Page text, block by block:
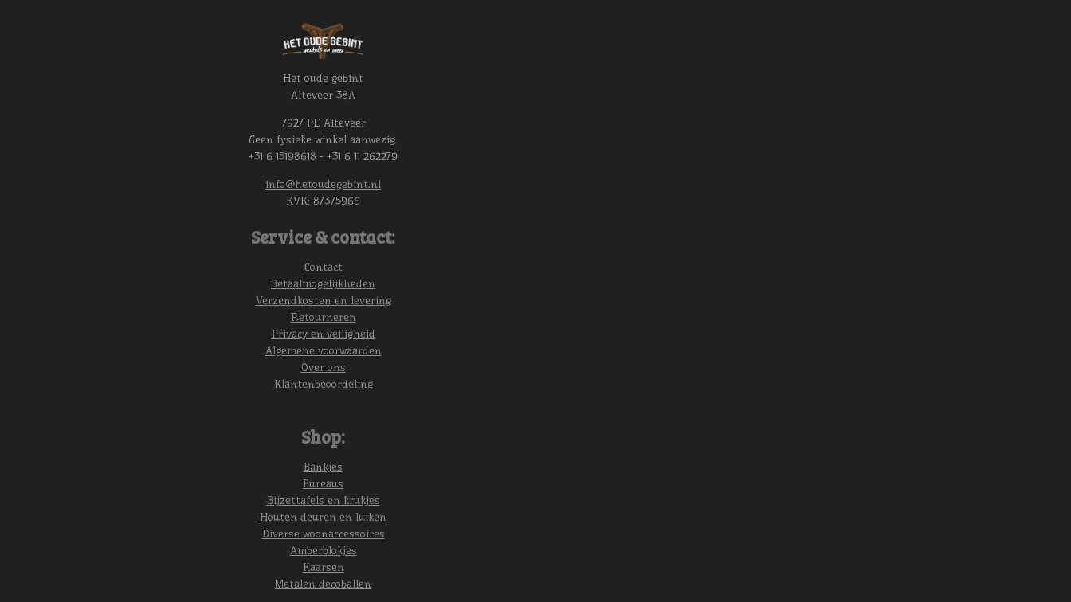
Het oude gebint
Alteveer 38A
7927 PE Alteveer
Geen fysieke winkel aanwezig.
+31 6 15198618 - +31 6 11 262279
info@hetoudegebint.nl
KVK: 87375966
Service & contact:
Contact
Betaalmogelijkheden
Verzendkosten en levering
Retourneren
Privacy en veiligheid
Algemene voorwaarden
Over ons
Klantenbeoordeling
Shop:
Bankjes
Bureaus
Bijzettafels en krukjes
Houten deuren en luiken
Diverse woonaccessoires
Amberblokjes
Kaarsen
Metalen decoballen